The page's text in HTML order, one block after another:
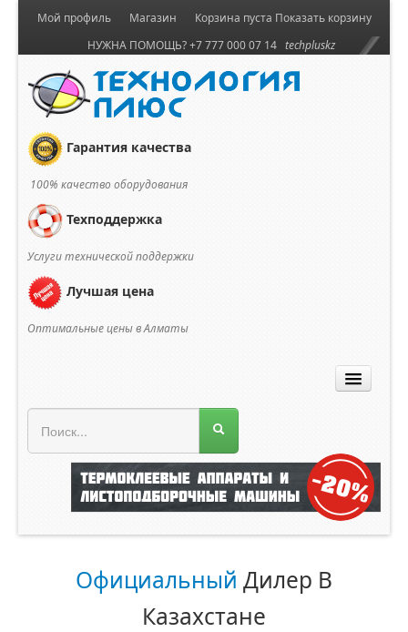
Корзина пуста Показать корзину
Мой профиль
Магазин
НУЖНА ПОМОЩЬ? +7 777 000 07 14 techpluskz
Гарантия качества
100% качество оборудования
Техподдержка
Услуги технической поддержки
Лучшая цена
Оптимальные цены в Алматы
Официальный Дилер В
Казахстане